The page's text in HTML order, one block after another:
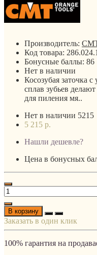
Производитель:
Код товара:
Бонусные баллы: 86
Нет в наличии
Косозубая заточка
сплав зубьев
для пиления мя..
Нет в наличии 5215
5 215 р.
Нашли дешевле?
Цена в бонусных
В корзину
Заказать в один клик
100% гарантия на